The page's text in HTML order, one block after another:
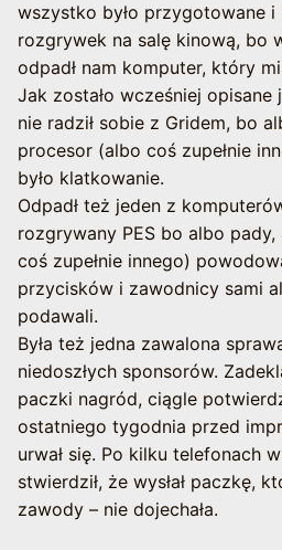
wszystko było przygotowane i
rozgrywek na salę kinową, bo
odpadł nam komputer, który
Jak zostało wcześniej
nie radził sobie z Gridem, bo
procesor (albo coś zupełnie
było klatkowanie.
Odpadł też jeden z
rozgrywany PES bo albo
coś zupełnie innego)
przycisków i zawodnicy sami
podawali.
Była też jedna zawalona
niedoszłych sponsorów.
paczki nagród, ciągle
ostatniego tygodnia przed
urwał się. Po kilku telefonach
stwierdził, że wysłał paczkę,
zawody – nie dojechała.